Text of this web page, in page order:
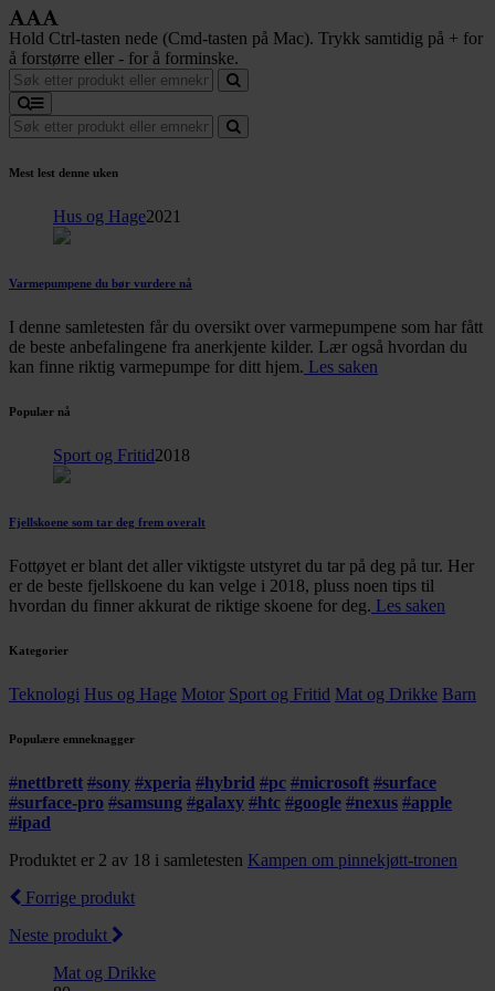
Hold Ctrl-tasten nede (Cmd-tasten på Mac). Trykk samtidig på + for
å forstørre eller - for å forminske.
Mest lest denne uken
Hus og Hage2021
Varmepumpene du bør vurdere nå
I denne samletesten får du oversikt over varmepumpene som har fått
de beste anbefalingene fra anerkjente kilder. Lær også hvordan du
kan finne riktig varmepumpe for ditt hjem. Les saken
Populær nå
Sport og Fritid2018
Fjellskoene som tar deg frem overalt
Fottøyet er blant det aller viktigste utstyret du tar på deg på tur. Her
er de beste fjellskoene du kan velge i 2018, pluss noen tips til
hvordan du finner akkurat de riktige skoene for deg. Les saken
Kategorier
Teknologi Hus og Hage Motor Sport og Fritid Mat og Drikke Barn
Populære emneknagger
#nettbrett #sony #xperia #hybrid #pc #microsoft #surface
#surface-pro #samsung #galaxy #htc #google #nexus #apple
#ipad
Produktet er 2 av 18 i samletesten Kampen om pinnekjøtt-tronen
Forrige produkt
Neste produkt
Mat og Drikke